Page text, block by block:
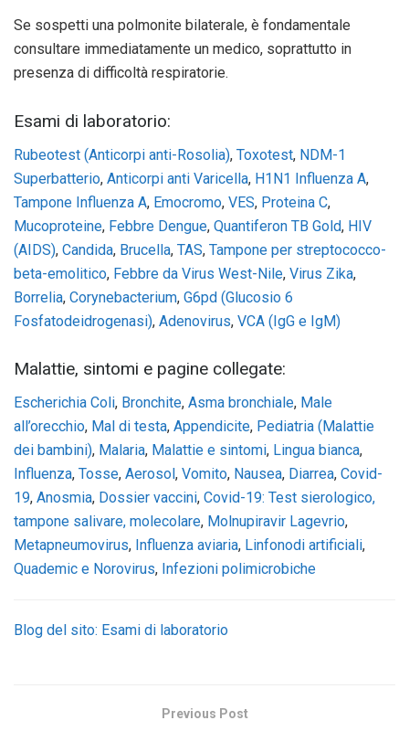
Se sospetti una polmonite bilaterale, è fondamentale
consultare immediatamente un medico, soprattutto in
presenza di difficoltà respiratorie.
Esami di laboratorio:
Rubeotest (Anticorpi anti-Rosolia), Toxotest, NDM-1
Superbatterio, Anticorpi anti Varicella, H1N1 Influenza A,
Tampone Influenza A, Emocromo, VES, Proteina C,
Mucoproteine, Febbre Dengue, Quantiferon TB Gold, HIV
(AIDS), Candida, Brucella, TAS, Tampone per streptococco-
beta-emolitico, Febbre da Virus West-Nile, Virus Zika,
Borrelia, Corynebacterium, G6pd (Glucosio 6
Fosfatodeidrogenasi), Adenovirus, VCA (IgG e IgM)
Malattie, sintomi e pagine collegate:
Escherichia Coli, Bronchite, Asma bronchiale, Male
all’orecchio, Mal di testa, Appendicite, Pediatria (Malattie
dei bambini), Malaria, Malattie e sintomi, Lingua bianca,
Influenza, Tosse, Aerosol, Vomito, Nausea, Diarrea, Covid-
19, Anosmia, Dossier vaccini, Covid-19: Test sierologico,
tampone salivare, molecolare, Molnupiravir Lagevrio,
Metapneumovirus, Influenza aviaria, Linfonodi artificiali,
Quademic e Norovirus, Infezioni polimicrobiche
Blog del sito: Esami di laboratorio
Previous Post